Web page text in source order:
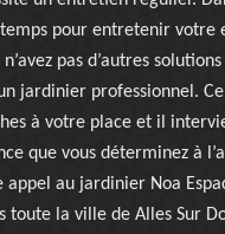
temps pour entretenir votre
pas d’autres
jardinier professionnel.
à votre place et il
que vous déterminez à
au jardinier Noa
toute la ville de Alles Sur